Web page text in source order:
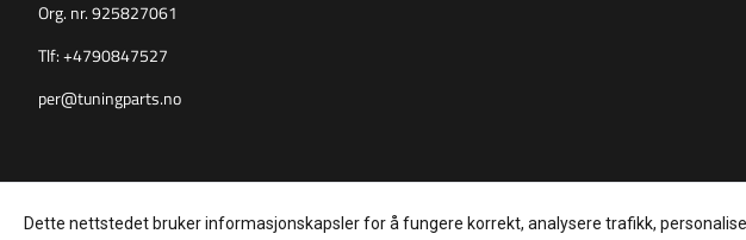
Org. nr. 925827061
Tlf: +4790847527
per@tuningparts.no
Dette nettstedet bruker informasjonskapsler for å fungere korrekt, analysere trafikk,